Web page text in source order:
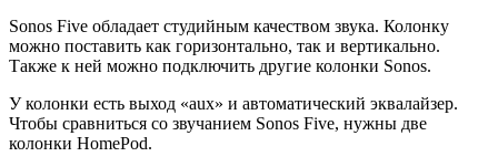
Sonos Five обладает студийным качеством звука. Колонку
можно поставить как горизонтально, так и вертикально.
Также к ней можно подключить другие колонки Sonos.
У колонки есть выход «aux» и автоматический эквалайзер.
Чтобы сравниться со звучанием Sonos Five, нужны две
колонки HomePod.